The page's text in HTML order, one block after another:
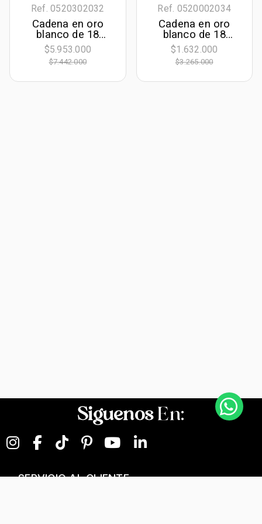
Ref. 0520302032
Cadena en oro
blanco de 18
Kilates, Cordon, 60
cm. de largo, 2
mm. de ancho
$5.953.000
$7.442.000
Ref. 0520002034
Cadena en oro
blanco de 18
Kilates con visos,
Ancla, 60 cm. de
largo, 2 mm. de
$1.632.000
$3.265.000
SiguenosEn:
SERVICIO AL CLIENTE